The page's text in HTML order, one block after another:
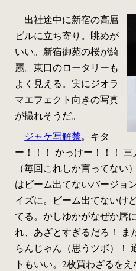
出社途中に新宿の高層
ビルに立ち寄り。眺めが
いい。新宿御苑の桜が綺
麗。東口のロータリーも
よく見える。実にジオラ
マエフェクト向きの写真
が撮れそうだ。
ジャケ写解禁。キタ
ー！！！ かっけー！！！
（毎回これしか言ってない
はビーム出てないバージョ
イズに。ビーム出てないけ
てる。かしゆかがなぜか唇
れ、あざとすぎるだろ！ ま
らんじゃん（思うツボ）！
トもいい。2枚買わざるをえ